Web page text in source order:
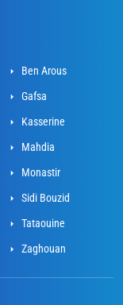
Ben Arous
Gafsa
Kasserine
Mahdia
Monastir
Sidi Bouzid
Tataouine
Zaghouan